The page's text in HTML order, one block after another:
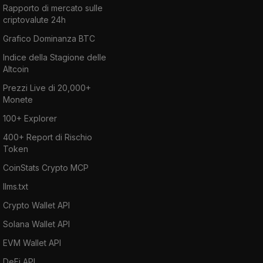
Rapporto di mercato sulle
criptovalute 24h
Grafico Dominanza BTC
Indice della Stagione delle
Altcoin
Prezzi Live di 20,000+
Monete
100+ Explorer
400+ Report di Rischio
Token
CoinStats Crypto MCP
llms.txt
Crypto Wallet API
Solana Wallet API
EVM Wallet API